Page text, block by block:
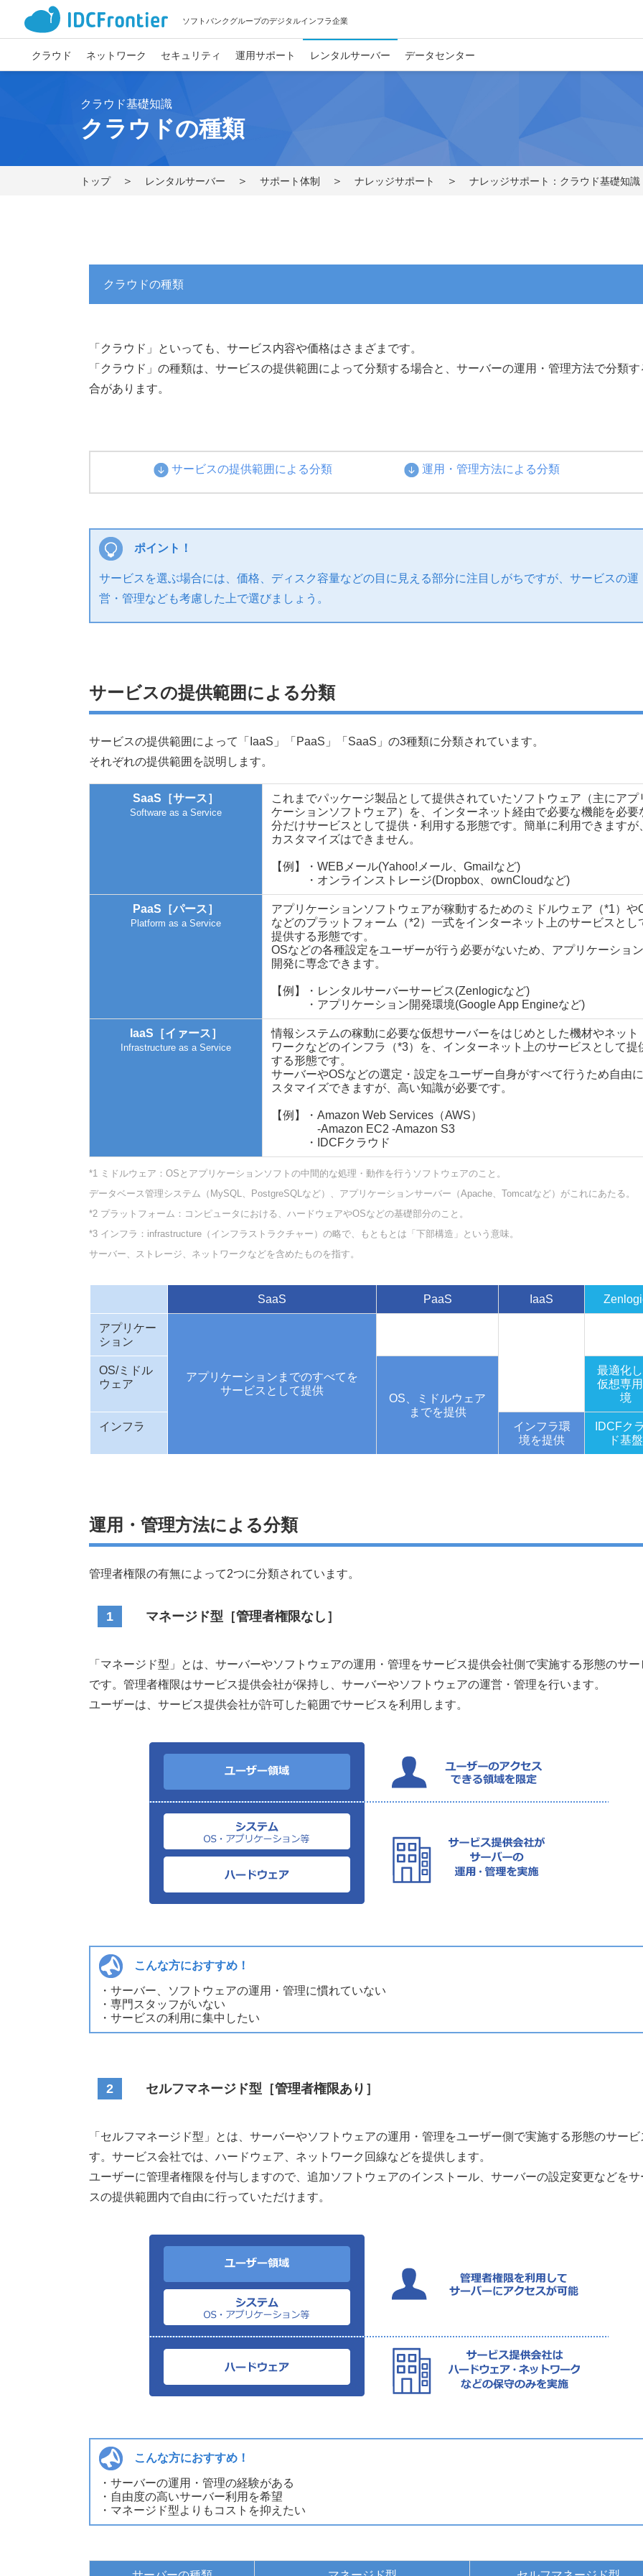
ソフトバンクグループのデジタルインフラ企業
クラウド ネットワーク セキュリティ 運用サポート レンタルサーバー データセンター
クラウド基礎知識
クラウドの種類
トップ レンタルサーバー サポート体制 ナレッジサポート ナレッジサポート：クラウド基礎知識
クラウドの種類
「クラウド」といっても、サービス内容や価格はさまざまです。
「クラウド」の種類は、サービスの提供範囲によって分類する場合と、サーバーの運用・管理方法で分類す
合があります。
サービスの提供範囲による分類 運用・管理方法による分類
ポイント！
サービスを選ぶ場合には、価格、ディスク容量などの目に見える部分に注目しがちですが、サービスの運
営・管理なども考慮した上で選びましょう。
サービスの提供範囲による分類
サービスの提供範囲によって「IaaS」「PaaS」「SaaS」の3種類に分類されています。
それぞれの提供範囲を説明します。
SaaS［サース］
Software as a Service
これまでパッケージ製品として提供されていたソフトウェア（主にアプ
ケーションソフトウェア）を、インターネット経由で必要な機能を必要
分だけサービスとして提供・利用する形態です。簡単に利用できますが
カスタマイズはできません。
【例】・WEBメール(Yahoo!メール、Gmailなど)
・オンラインストレージ(Dropbox、ownCloudなど)
PaaS［パース］
Platform as a Service
アプリケーションソフトウェアが稼動するためのミドルウェア（*1）や
などのプラットフォーム（*2）一式をインターネット上のサービスとし
提供する形態です。
OSなどの各種設定をユーザーが行う必要がないため、アプリケーショ
開発に専念できます。
【例】・レンタルサーバーサービス(Zenlogicなど)
・アプリケーション開発環境(Google App Engineなど)
IaaS［イァース］
Infrastructure as a Service
情報システムの稼動に必要な仮想サーバーをはじめとした機材やネット
ワークなどのインフラ（*3）を、インターネット上のサービスとして提
する形態です。
サーバーやOSなどの選定・設定をユーザー自身がすべて行うため自由
スタマイズできますが、高い知識が必要です。
【例】・Amazon Web Services（AWS）
-Amazon EC2 -Amazon S3
・IDCFクラウド
*1 ミドルウェア：OSとアプリケーションソフトの中間的な処理・動作を行うソフトウェアのこと。
データベース管理システム（MySQL、PostgreSQLなど）、アプリケーションサーバー（Apache、Tomcatなど）がこれにあたる。
*2 プラットフォーム：コンピュータにおける、ハードウェアやOSなどの基礎部分のこと。
*3 インフラ：infrastructure（インフラストラクチャー）の略で、もともとは「下部構造」という意味。
サーバー、ストレージ、ネットワークなどを含めたものを指す。
SaaS PaaS IaaS
アプリケー
ション
アプリケーションまでのすべてを
サービスとして提供
OS/ミドル
ウェア
OS、ミドルウェア
までを提供
最適化
仮想専
境
インフラ
インフラ環
境を提供
IDCFク
ド基盤
運用・管理方法による分類
管理者権限の有無によって2つに分類されています。
1 マネージド型［管理者権限なし］
「マネージド型」とは、サーバーやソフトウェアの運用・管理をサービス提供会社側で実施する形態のサー
です。管理者権限はサービス提供会社が保持し、サーバーやソフトウェアの運営・管理を行います。
ユーザーは、サービス提供会社が許可した範囲でサービスを利用します。
こんな方におすすめ！
・サーバー、ソフトウェアの運用・管理に慣れていない
・専門スタッフがいない
・サービスの利用に集中したい
2 セルフマネージド型［管理者権限あり］
「セルフマネージド型」とは、サーバーやソフトウェアの運用・管理をユーザー側で実施する形態のサービ
す。サービス会社では、ハードウェア、ネットワーク回線などを提供します。
ユーザーに管理者権限を付与しますので、追加ソフトウェアのインストール、サーバーの設定変更などをサ
スの提供範囲内で自由に行っていただけます。
こんな方におすすめ！
・サーバーの運用・管理の経験がある
・自由度の高いサーバー利用を希望
・マネージド型よりもコストを抑えたい